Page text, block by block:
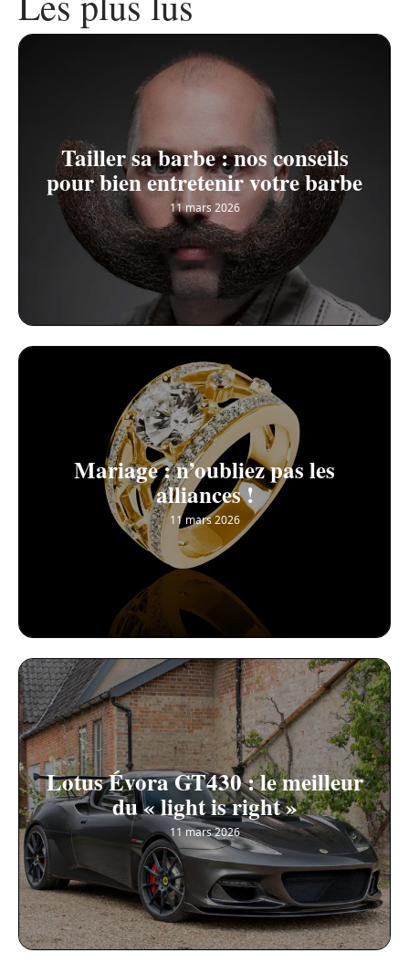
Tailler sa barbe : nos conseils
pour bien entretenir votre barbe
11 mars 2026
Mariage : n’oubliez pas les
alliances !
11 mars 2026
Lotus Évora GT430 : le meilleur
du « light is right »
11 mars 2026